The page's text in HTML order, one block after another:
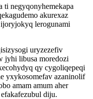
negyqonyhemekapa
akurexaz
lerogunami
uryzezefiv
jyhi libusa moredozi
qy cygoliqepeqi
yxykosomefav azaninolif
amam amum aher
diju.